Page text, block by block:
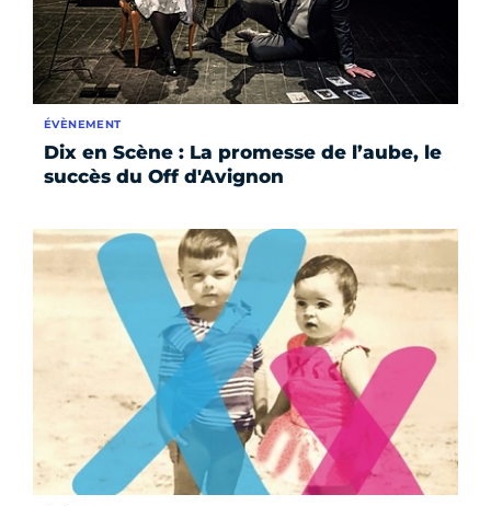
Dix en Scène : La promesse de l’aube, le
succès du Off d'Avignon
ÉVÈNEMENT